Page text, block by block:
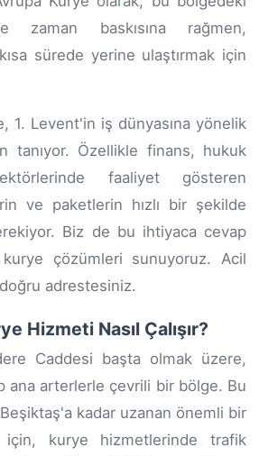
baskısına rağmen,
sürede yerine ulaştırmak için
1. Levent'in iş dünyasına yönelik
tanıyor. Özellikle finans, hukuk
faaliyet gösteren
ve paketlerin hızlı bir şekilde
Biz de bu ihtiyaca cevap
çözümleri sunuyoruz. Acil
adrestesiniz.
Hizmeti Nasıl Çalışır?
Caddesi başta olmak üzere,
ana arterlerle çevrili bir bölge. Bu
kadar uzanan önemli bir
için, kurye hizmetlerinde trafik